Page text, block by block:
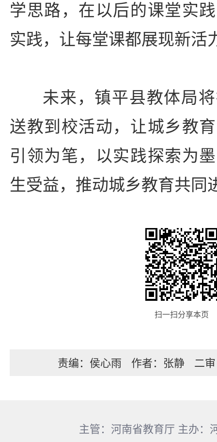
学思路，在以后的课堂实
实践，让每堂课都展现新活
未来，镇平县教体局
送教到校活动，让城乡教
引领为笔，以实践探索为
生受益，推动城乡教育共同
扫一扫分享本页
责编：侯心雨 作者：张静 二
主管：河南省教育厅 主办：